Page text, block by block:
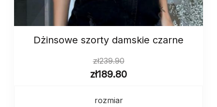
Dżinsowe szorty damskie czarne
zł239.90
zł189.80
rozmiar